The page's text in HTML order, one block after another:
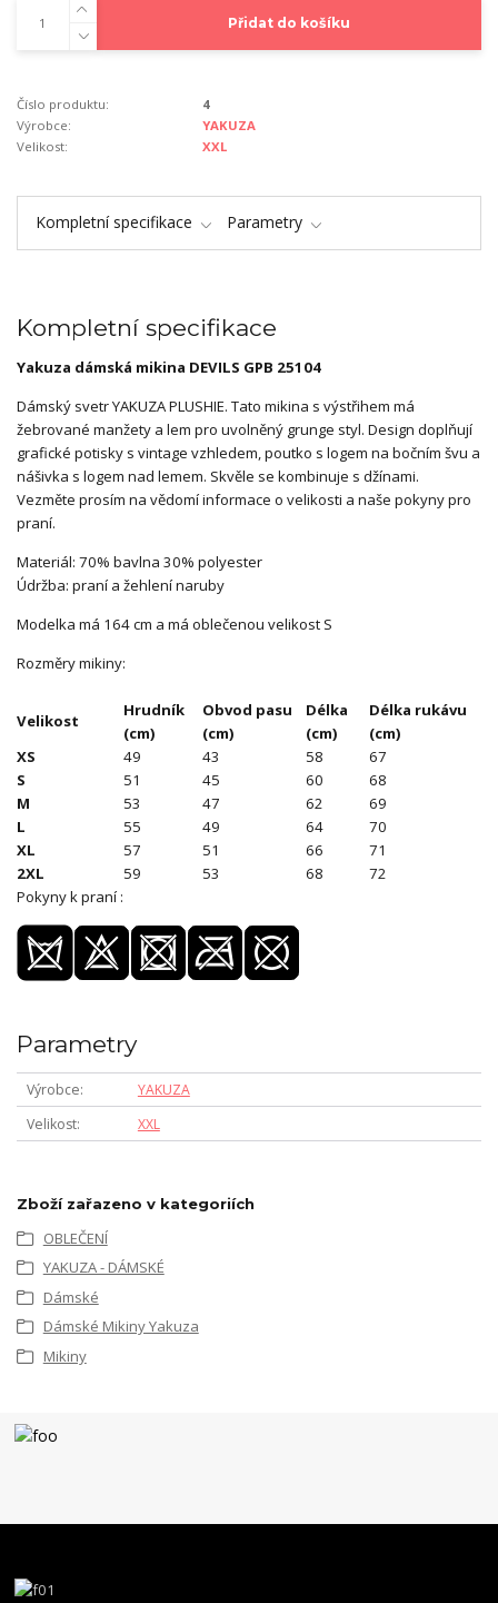
Přidat do košíku
Číslo produktu:
4
Výrobce:
YAKUZA
Velikost:
XXL
Kompletní specifikace Parametry
Kompletní specifikace
Yakuza dámská mikina DEVILS GPB 25104
Dámský svetr YAKUZA PLUSHIE. Tato mikina s výstřihem má
žebrované manžety a lem pro uvolněný grunge styl. Design doplňují
grafické potisky s vintage vzhledem, poutko s logem na bočním švu a
nášivka s logem nad lemem. Skvěle se kombinuje s džínami.
Vezměte prosím na vědomí informace o velikosti a naše pokyny pro
praní.
Materiál: 70% bavlna 30% polyester
Údržba: praní a žehlení naruby
Modelka má 164 cm a má oblečenou velikost S
Rozměry mikiny:
Velikost
Hrudník
(cm)
Obvod pasu
(cm)
Délka
(cm)
Délka rukávu
(cm)
XS
49 43 58
67
S
51 45 60
68
M
53 47 62
69
L
55 49 64
70
XL
57 51 66
71
2XL
59 53 68
72
Pokyny k praní :
Parametry
Výrobce
YAKUZA
Velikost
XXL
Zboží zařazeno v kategoriích
OBLEČENÍ
YAKUZA - DÁMSKÉ
Dámské
Dámské Mikiny Yakuza
Mikiny